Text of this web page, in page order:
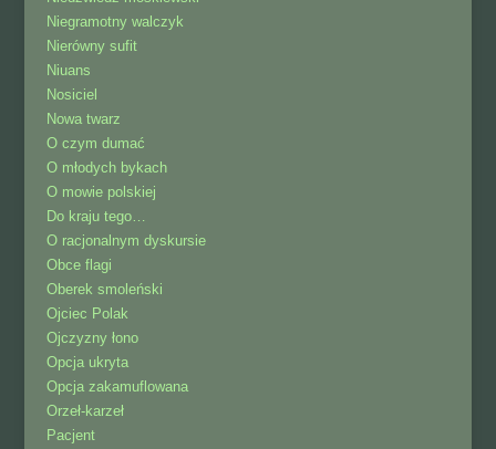
Niegramotny walczyk
Nierówny sufit
Niuans
Nosiciel
Nowa twarz
O czym dumać
O młodych bykach
O mowie polskiej
Do kraju tego…
O racjonalnym dyskursie
Obce flagi
Oberek smoleński
Ojciec Polak
Ojczyzny łono
Opcja ukryta
Opcja zakamuflowana
Orzeł-karzeł
Pacjent